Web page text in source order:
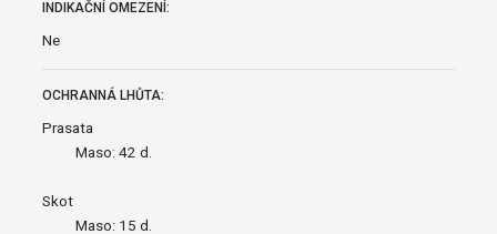
INDIKAČNÍ OMEZENÍ:
Ne
OCHRANNÁ LHŮTA:
Prasata
Maso: 42 d.
Skot
Maso: 15 d.